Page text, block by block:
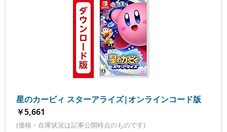
星のカービィ スターアライズ|オンラインコード版
￥5,661
(価格・在庫状況は記事公開時点のものです)